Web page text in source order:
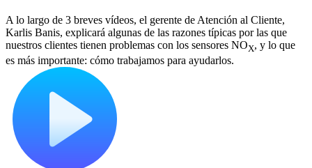
A lo largo de 3 breves vídeos, el gerente de Atención al Cliente,
Karlis Banis, explicará algunas de las razones típicas por las que
nuestros clientes tienen problemas con los sensores NOX, y lo que
es más importante: cómo trabajamos para ayudarlos.